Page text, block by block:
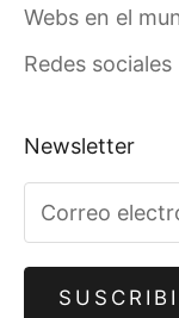
Webs en el
Redes sociales
Newsletter